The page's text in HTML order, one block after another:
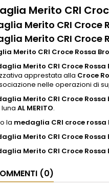
Merito CRI
Merito CRI Croce
Merito CRI Croce
Merito CRI Croce Rossa
Merito CRI Croce Rossa
apprestata alla Croce
nelle operazioni di
Merito CRI Croce Rossa
AL MERITO.
la medaglia CRI croce rossa
Merito CRI Croce Rossa
Merito CRI Croce Rossa
(0)